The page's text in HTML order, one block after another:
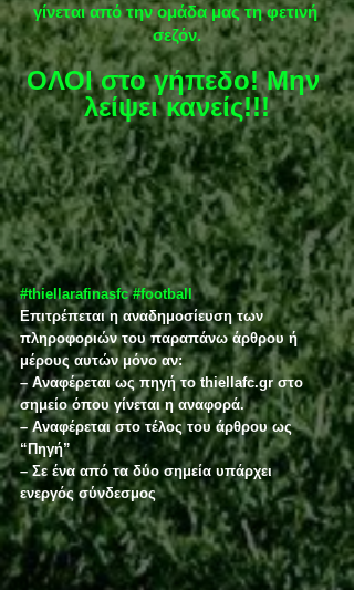
γίνεται από την ομάδα μας τη φετινή
σεζόν.
OΛΟΙ στο γήπεδο! Μην
λείψει κανείς!!!
#thiellarafinasfc #football
Επιτρέπεται η αναδημοσίευση των
πληροφοριών του παραπάνω άρθρου ή
μέρους αυτών μόνο αν:
– Αναφέρεται ως πηγή το thiellafc.gr στο
σημείο όπου γίνεται η αναφορά.
– Αναφέρεται στο τέλος του άρθρου ως
“Πηγή”
– Σε ένα από τα δύο σημεία υπάρχει
ενεργός σύνδεσμος